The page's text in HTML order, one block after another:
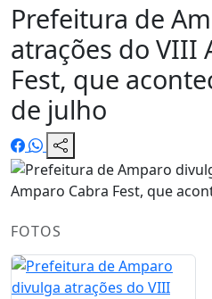
Prefeitura de
atrações do VIII
Fest, que
de julho
FOTOS